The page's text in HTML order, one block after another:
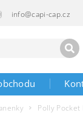
info@capi-cap.cz
Polly